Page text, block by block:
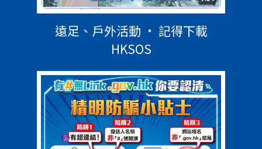
遠足、戶外活動 • 記得下載
HKSOS